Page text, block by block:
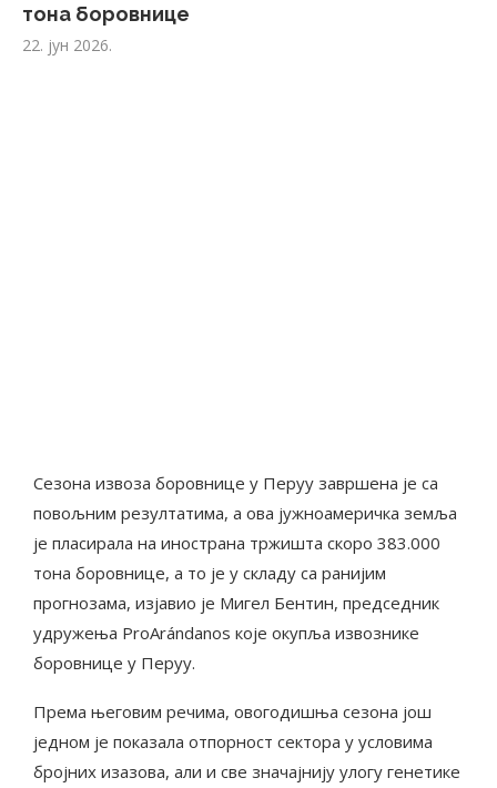
тона боровнице
22. јун 2026.
Сезона извоза боровнице у Перуу завршена је са
повољним резултатима, а ова јужноамеричка земља
је пласирала на инострана тржишта скоро 383.000
тона боровнице, а то је у складу са ранијим
прогнозама, изјавио је Мигел Бентин, председник
удружења ProArándanos које окупља извознике
боровнице у Перуу.
Према његовим речима, овогодишња сезона још
једном је показала отпорност сектора у условима
бројних изазова, али и све значајнију улогу генетике